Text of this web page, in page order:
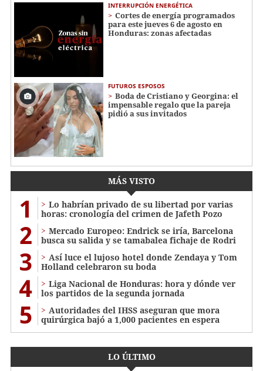
INTERRUPCIÓN ENERGÉTICA
Cortes de energía programados
para este jueves 6 de agosto en
Honduras: zonas afectadas
FUTUROS ESPOSOS
Boda de Cristiano y Georgina: el
impensable regalo que la pareja
pidió a sus invitados
MÁS VISTO
1
Lo habrían privado de su libertad por varias
horas: cronología del crimen de Jafeth Pozo
2
Mercado Europeo: Endrick se iría, Barcelona
busca su salida y se tamabalea fichaje de Rodri
3
Así luce el lujoso hotel donde Zendaya y Tom
Holland celebraron su boda
4
Liga Nacional de Honduras: hora y dónde ver
los partidos de la segunda jornada
5
Autoridades del IHSS aseguran que mora
quirúrgica bajó a 1,000 pacientes en espera
LO ÚLTIMO